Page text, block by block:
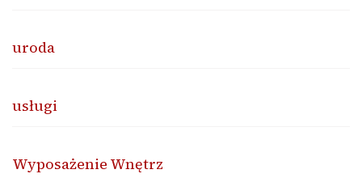
uroda
usługi
Wyposażenie Wnętrz